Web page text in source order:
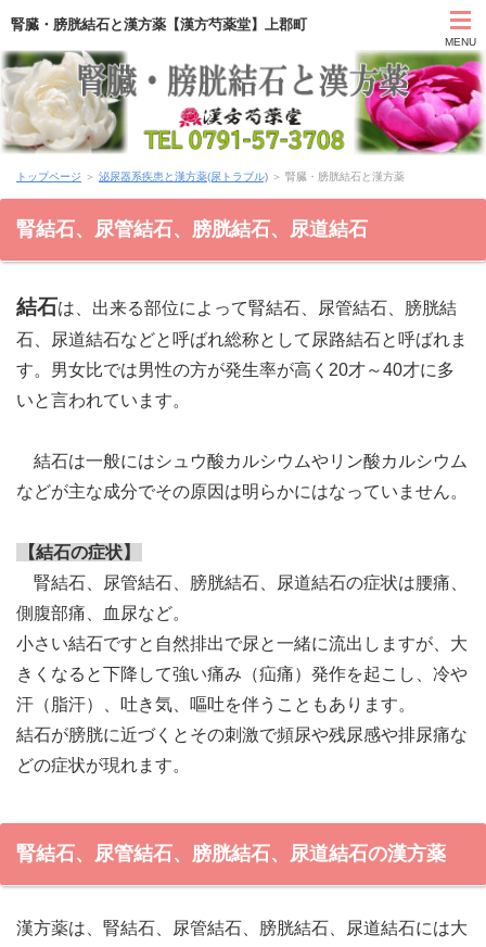
腎臓・膀胱結石と漢方薬【漢方芍薬堂】上郡町
MENU
HOME
カウンセリング
アクセス
お問い合わせ
上郡日記ブログ
トップページ ＞ 泌尿器系疾患と漢方薬(尿トラブル) ＞ 腎臓・膀胱結石と漢方薬
腎結石、尿管結石、膀胱結石、尿道結石
結石は、出来る部位によって腎結石、尿管結石、膀胱結
石、尿道結石などと呼ばれ総称として尿路結石と呼ばれま
す。男女比では男性の方が発生率が高く20才～40才に多
いと言われています。
結石は一般にはシュウ酸カルシウムやリン酸カルシウム
などが主な成分でその原因は明らかにはなっていません。
【結石の症状】
腎結石、尿管結石、膀胱結石、尿道結石の症状は腰痛、
側腹部痛、血尿など。
小さい結石ですと自然排出で尿と一緒に流出しますが、大
きくなると下降して強い痛み（疝痛）発作を起こし、冷や
汗（脂汗）、吐き気、嘔吐を伴うこともあります。
結石が膀胱に近づくとその刺激で頻尿や残尿感や排尿痛な
どの症状が現れます。
腎結石、尿管結石、膀胱結石、尿道結石の漢方薬
漢方薬は、腎結石、尿管結石、膀胱結石、尿道結石には大